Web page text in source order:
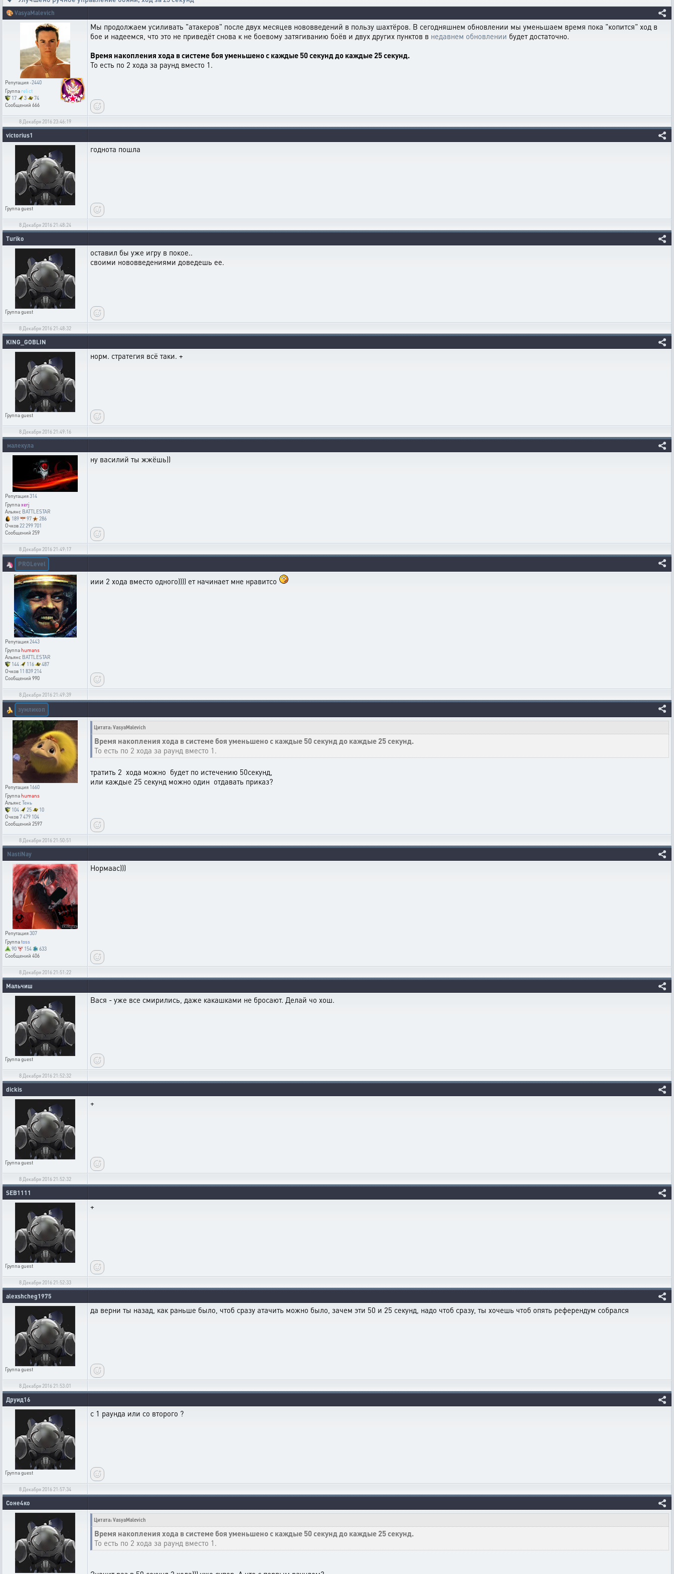
🎨 VasyaMalevich
Репутация-2440
Группа relict
17
3
74
Сообщений 666
Мы продолжаем усиливать "атакеров" после двух месяцев нововведений в пользу шахтёров. В сегодняшнем обновлении мы уменьшаем время пока "копится" ход в
бое и надеемся, что это не приведёт снова к не боевому затягиванию боёв и двух других пунктов в недавнем обновлении будет достаточно.
Время накопления хода в системе боя уменьшено с каждые 50 секунд до каждые 25 секунд.
То есть по 2 хода за раунд вместо 1.
8 Декабря 2016 23:46:19
victorius1
Группаguest
годнота пошла
8 Декабря 2016 21:48:24
Turiko
Группаguest
оставил бы уже игру в покое..
своими нововведениями доведешь ее.
8 Декабря 2016 21:48:32
KING_GOBLIN
Группаguest
норм. стратегия всё таки. +
8 Декабря 2016 21:49:16
малекула
Репутация314
Группаxerj
Альянс BATTLESTAR
189
97
286
Очков22 299 701
Сообщений 259
ну василий ты жжёшь))
8 Декабря 2016 21:49:17
🦄 PROLevel
Репутация2443
Группаhumans
Альянс BATTLESTAR
144
116
487
Очков 11 839 214
Сообщений 990
иии 2 хода вместо одного)))) ет начинает мне нравитсо
8 Декабря 2016 21:49:39
🍌 зумликоп
Репутация 1660
Группаhumans
АльянсТень
104
25
10
Очков7 479 104
Сообщений 2597
Цитата: VasyaMalevich
Время накопления хода в системе боя уменьшено с каждые 50 секунд до каждые 25 секунд.
То есть по 2 хода за раунд вместо 1.
тратить 2 хода можно будет по истечению 50секунд,
или каждые 25 секунд можно один отдавать приказ?
8 Декабря 2016 21:50:51
NastiNay
Репутация307
Группаtoss
90
154
633
Сообщений 406
Нормаас)))
8 Декабря 2016 21:51:22
Мальчиш
Группаguest
Вася - уже все смирились, даже какашками не бросают. Делай чо хош.
8 Декабря 2016 21:52:32
dickis
Группаguest
+
8 Декабря 2016 21:52:32
SEB1111
Группаguest
+
8 Декабря 2016 21:52:33
alexshcheg1975
Группаguest
да верни ты назад, как раньше было, чтоб сразу атачить можно было, зачем эти 50 и 25 секунд, надо чтоб сразу, ты хочешь чтоб опять референдум собрался
8 Декабря 2016 21:53:01
Друид16
Группаguest
с 1 раунда или со второго ?
8 Декабря 2016 21:57:34
Соне4ко
Цитата: VasyaMalevich
Время накопления хода в системе боя уменьшено с каждые 50 секунд до каждые 25 секунд.
То есть по 2 хода за раунд вместо 1.